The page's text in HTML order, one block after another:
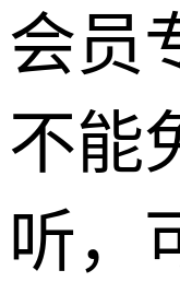
会员
不能
听，